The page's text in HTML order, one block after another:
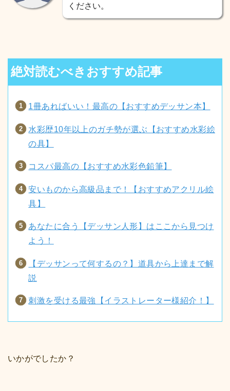
ください。
絶対読むべきおすすめ記事
1冊あればいい！最高の【おすすめデッサン本】
水彩歴10年以上のガチ勢が選ぶ【おすすめ水彩絵
の具】
コスパ最高の【おすすめ水彩色鉛筆】
安いものから高級品まで！【おすすめアクリル絵
具】
あなたに合う【デッサン人形】はここから見つけ
よう！
【デッサンって何するの？】道具から上達まで解
説
刺激を受ける最強【イラストレーター様紹介！】
いかがでしたか？